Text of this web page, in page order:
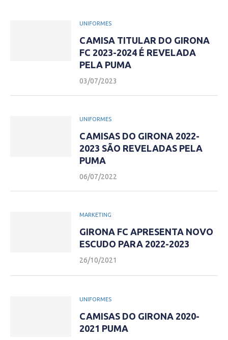
UNIFORMES
CAMISA TITULAR DO GIRONA
FC 2023-2024 É REVELADA
PELA PUMA
03/07/2023
UNIFORMES
CAMISAS DO GIRONA 2022-
2023 SÃO REVELADAS PELA
PUMA
06/07/2022
MARKETING
GIRONA FC APRESENTA NOVO
ESCUDO PARA 2022-2023
26/10/2021
UNIFORMES
CAMISAS DO GIRONA 2020-
2021 PUMA